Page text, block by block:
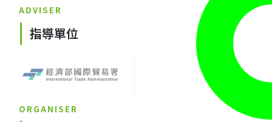
ADVISER
指導單位
ORGANISER